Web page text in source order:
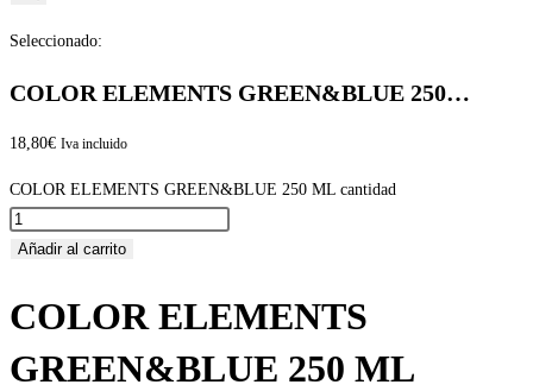
Seleccionado:
COLOR ELEMENTS GREEN&BLUE 250…
18,80€ Iva incluido
COLOR ELEMENTS GREEN&BLUE 250 ML cantidad
Añadir al carrito
COLOR ELEMENTS
GREEN&BLUE 250 ML